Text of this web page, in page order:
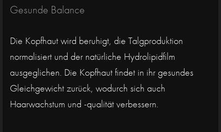
Gesunde Balance
Die Kopfhaut wird beruhigt, die Talgproduktion
normalisiert und der natürliche Hydrolipidfilm
ausgeglichen. Die Kopfhaut findet in ihr gesundes
Gleichgewicht zurück, wodurch sich auch
Haarwachstum und -qualität verbessern.